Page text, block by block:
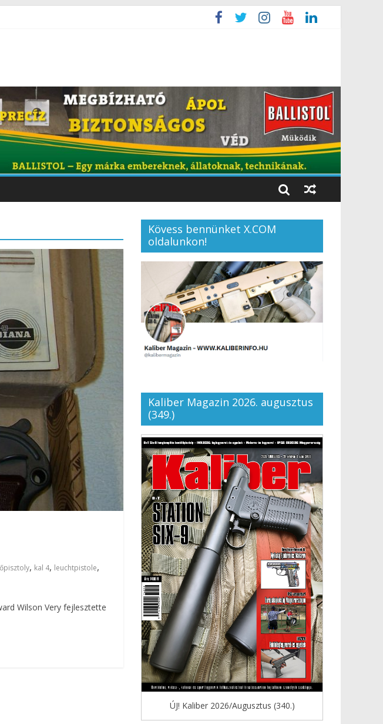
, kal 4, leuchtpistole,
Wilson Very fejlesztette
Kövess bennünket X.COM
oldalunkon!
Kaliber Magazin 2026. augusztus
(349.)
ÚJ! Kaliber 2026/Augusztus (340.)